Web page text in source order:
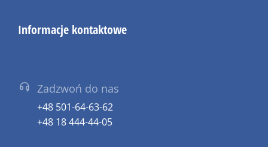
Informacje kontaktowe
Zadzwoń do nas
+48 501-64-63-62
+48 18 444-44-05